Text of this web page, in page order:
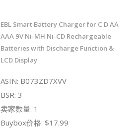
EBL Smart Battery Charger for C D AA
AAA 9V Ni-MH Ni-CD Rechargeable
Batteries with Discharge Function &
LCD Display
ASIN: B073ZD7XVV
BSR: 3
卖家数量: 1
Buybox价格: $17.99